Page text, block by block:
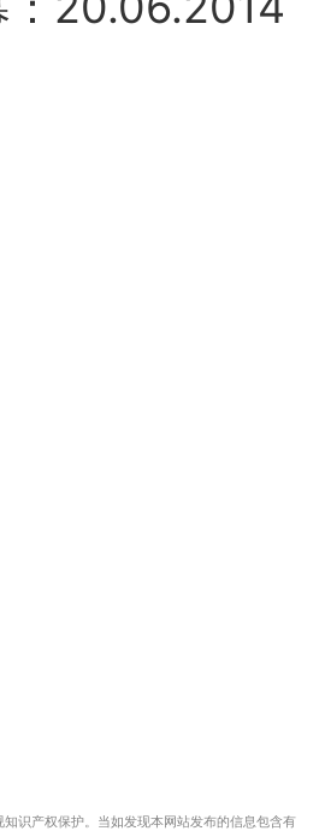
识产权保护。当如发现本网站发布的信息包含有